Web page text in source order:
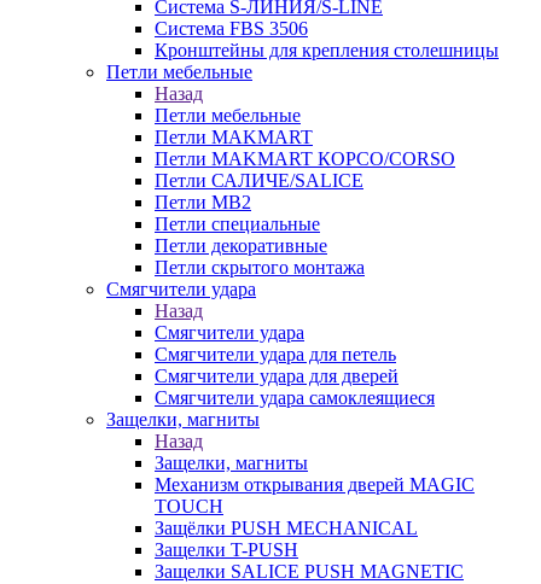
Система S-ЛИНИЯ/S-LINE
Система FBS 3506
Кронштейны для крепления столешницы
Петли мебельные
Назад
Петли мебельные
Петли MAKMART
Петли MAKMART КОРСО/CORSO
Петли САЛИЧЕ/SALICE
Петли MB2
Петли специальные
Петли декоративные
Петли скрытого монтажа
Смягчители удара
Назад
Смягчители удара
Смягчители удара для петель
Смягчители удара для дверей
Cмягчители удара самоклеящиеся
Защелки, магниты
Назад
Защелки, магниты
Механизм открывания дверей MAGIC
TOUCH
Защёлки PUSH MECHANICAL
Защелки T-PUSH
Защелки SALICE PUSH MAGNETIC